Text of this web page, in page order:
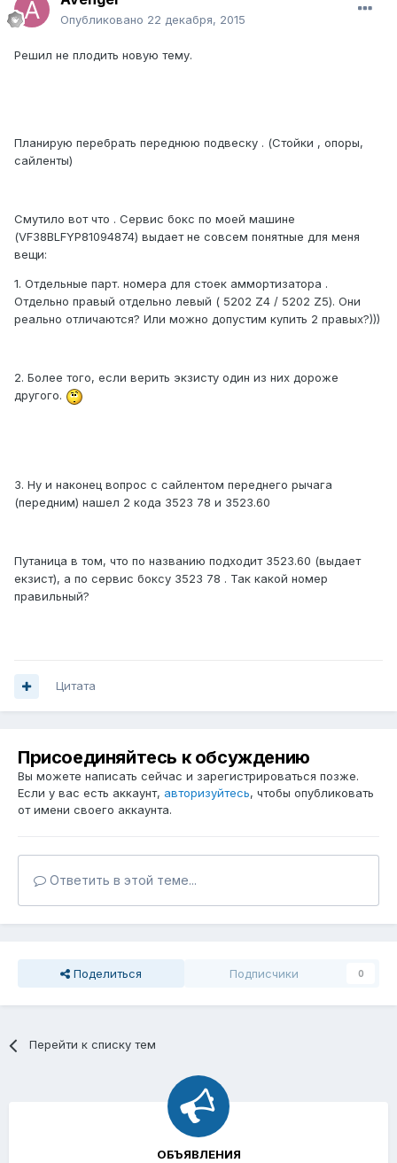
Опубликовано 22 декабря, 2015
Решил не плодить новую тему.
Планирую перебрать переднюю подвеску . (Стойки , опоры,
сайленты)
Смутило вот что . Сервис бокс по моей машине
(VF38BLFYP81094874) выдает не совсем понятные для меня
вещи:
1. Отдельные парт. номера для стоек аммортизатора .
Отдельно правый отдельно левый ( 5202 Z4 / 5202 Z5). Они
реально отличаются? Или можно допустим купить 2 правых?)))
2. Более того, если верить экзисту один из них дороже
другого.
3. Ну и наконец вопрос с сайлентом переднего рычага
(передним) нашел 2 кода 3523 78 и 3523.60
Путаница в том, что по названию подходит 3523.60 (выдает
екзист), а по сервис боксу 3523 78 . Так какой номер
правильный?
Цитата
Присоединяйтесь к обсуждению
Вы можете написать сейчас и зарегистрироваться позже.
Если у вас есть аккаунт, авторизуйтесь, чтобы опубликовать
от имени своего аккаунта.
Ответить в этой теме...
Поделиться Подписчики 0
Перейти к списку тем
ОБЪЯВЛЕНИЯ